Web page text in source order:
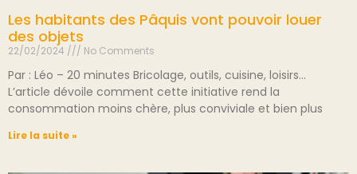
Les habitants des Pâquis vont pouvoir louer
des objets
22/02/2024 No Comments
Par : Léo – 20 minutes Bricolage, outils, cuisine, loisirs…
L’article dévoile comment cette initiative rend la
consommation moins chère, plus conviviale et bien plus
Lire la suite »